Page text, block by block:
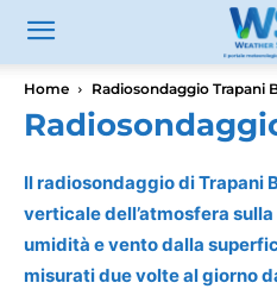
Home Radiosondaggio Trapani
Il radiosondaggio di Trapani
verticale dell’atmosfera
umidità e vento dalla
misurati due volte al giorno